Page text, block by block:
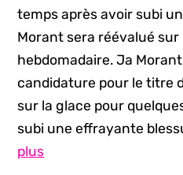
temps après avoir subi
Morant sera réévalué sur
hebdomadaire. Ja
candidature pour le titre
sur la glace pour
subi une effrayante
plus